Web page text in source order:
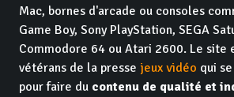
Mac, bornes d'arcade ou consoles
Game Boy, Sony PlayStation, SEGA
Commodore 64 ou Atari 2600. Le site
vétérans de la presse jeux vidéo qui
pour faire du contenu de qualité et